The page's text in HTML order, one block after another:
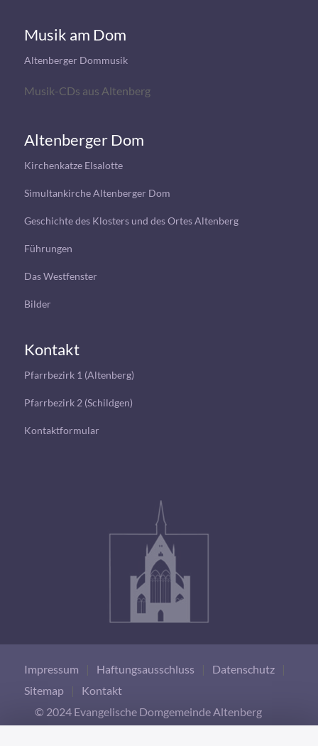
Musik am Dom
Altenberger Dommusik
Musik-CDs aus Altenberg
Altenberger Dom
Kirchenkatze Elsalotte
Simultankirche Altenberger Dom
Geschichte des Klosters und des Ortes Altenberg
Führungen
Das Westfenster
Bilder
Kontakt
Pfarrbezirk 1 (Altenberg)
Pfarrbezirk 2 (Schildgen)
Kontaktformular
Impressum Haftungsausschluss Datenschutz
Sitemap
Kontakt
© 2024 Evangelische Domgemeinde Altenberg